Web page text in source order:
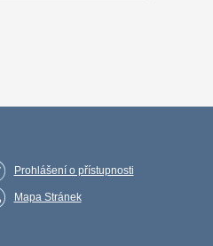
Prohlášení o přístupnosti
Mapa Stránek